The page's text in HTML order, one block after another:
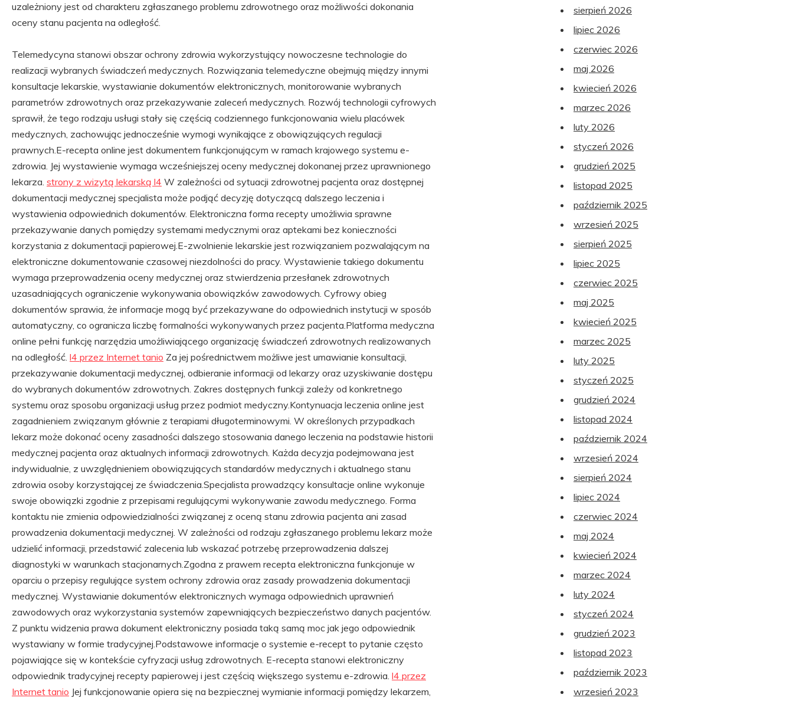
uzależniony jest od charakteru zgłaszanego problemu zdrowotnego oraz możliwości dokonania
oceny stanu pacjenta na odległość.
Telemedycyna stanowi obszar ochrony zdrowia wykorzystujący nowoczesne technologie do
realizacji wybranych świadczeń medycznych. Rozwiązania telemedyczne obejmują między innymi
konsultacje lekarskie, wystawianie dokumentów elektronicznych, monitorowanie wybranych
parametrów zdrowotnych oraz przekazywanie zaleceń medycznych. Rozwój technologii cyfrowych
sprawił, że tego rodzaju usługi stały się częścią codziennego funkcjonowania wielu placówek
medycznych, zachowując jednocześnie wymogi wynikające z obowiązujących regulacji
prawnych.E-recepta online jest dokumentem funkcjonującym w ramach krajowego systemu e-
zdrowia. Jej wystawienie wymaga wcześniejszej oceny medycznej dokonanej przez uprawnionego
lekarza. strony z wizytą lekarską l4 W zależności od sytuacji zdrowotnej pacjenta oraz dostępnej
dokumentacji medycznej specjalista może podjąć decyzję dotyczącą dalszego leczenia i
wystawienia odpowiednich dokumentów. Elektroniczna forma recepty umożliwia sprawne
przekazywanie danych pomiędzy systemami medycznymi oraz aptekami bez konieczności
korzystania z dokumentacji papierowej.E-zwolnienie lekarskie jest rozwiązaniem pozwalającym na
elektroniczne dokumentowanie czasowej niezdolności do pracy. Wystawienie takiego dokumentu
wymaga przeprowadzenia oceny medycznej oraz stwierdzenia przesłanek zdrowotnych
uzasadniających ograniczenie wykonywania obowiązków zawodowych. Cyfrowy obieg
dokumentów sprawia, że informacje mogą być przekazywane do odpowiednich instytucji w sposób
automatyczny, co ogranicza liczbę formalności wykonywanych przez pacjenta.Platforma medyczna
online pełni funkcję narzędzia umożliwiającego organizację świadczeń zdrowotnych realizowanych
na odległość. l4 przez Internet tanio Za jej pośrednictwem możliwe jest umawianie konsultacji,
przekazywanie dokumentacji medycznej, odbieranie informacji od lekarzy oraz uzyskiwanie dostępu
do wybranych dokumentów zdrowotnych. Zakres dostępnych funkcji zależy od konkretnego
systemu oraz sposobu organizacji usług przez podmiot medyczny.Kontynuacja leczenia online jest
zagadnieniem związanym głównie z terapiami długoterminowymi. W określonych przypadkach
lekarz może dokonać oceny zasadności dalszego stosowania danego leczenia na podstawie historii
medycznej pacjenta oraz aktualnych informacji zdrowotnych. Każda decyzja podejmowana jest
indywidualnie, z uwzględnieniem obowiązujących standardów medycznych i aktualnego stanu
zdrowia osoby korzystającej ze świadczenia.Specjalista prowadzący konsultacje online wykonuje
swoje obowiązki zgodnie z przepisami regulującymi wykonywanie zawodu medycznego. Forma
kontaktu nie zmienia odpowiedzialności związanej z oceną stanu zdrowia pacjenta ani zasad
prowadzenia dokumentacji medycznej. W zależności od rodzaju zgłaszanego problemu lekarz może
udzielić informacji, przedstawić zalecenia lub wskazać potrzebę przeprowadzenia dalszej
diagnostyki w warunkach stacjonarnych.Zgodna z prawem recepta elektroniczna funkcjonuje w
oparciu o przepisy regulujące system ochrony zdrowia oraz zasady prowadzenia dokumentacji
medycznej. Wystawianie dokumentów elektronicznych wymaga odpowiednich uprawnień
zawodowych oraz wykorzystania systemów zapewniających bezpieczeństwo danych pacjentów.
Z punktu widzenia prawa dokument elektroniczny posiada taką samą moc jak jego odpowiednik
wystawiany w formie tradycyjnej.Podstawowe informacje o systemie e-recept to pytanie często
pojawiające się w kontekście cyfryzacji usług zdrowotnych. E-recepta stanowi elektroniczny
odpowiednik tradycyjnej recepty papierowej i jest częścią większego systemu e-zdrowia. l4 przez
Internet tanio Jej funkcjonowanie opiera się na bezpiecznej wymianie informacji pomiędzy lekarzem,
sierpień 2026
lipiec 2026
czerwiec 2026
maj 2026
kwiecień 2026
marzec 2026
luty 2026
styczeń 2026
grudzień 2025
listopad 2025
październik 2025
wrzesień 2025
sierpień 2025
lipiec 2025
czerwiec 2025
maj 2025
kwiecień 2025
marzec 2025
luty 2025
styczeń 2025
grudzień 2024
listopad 2024
październik 2024
wrzesień 2024
sierpień 2024
lipiec 2024
czerwiec 2024
maj 2024
kwiecień 2024
marzec 2024
luty 2024
styczeń 2024
grudzień 2023
listopad 2023
październik 2023
wrzesień 2023